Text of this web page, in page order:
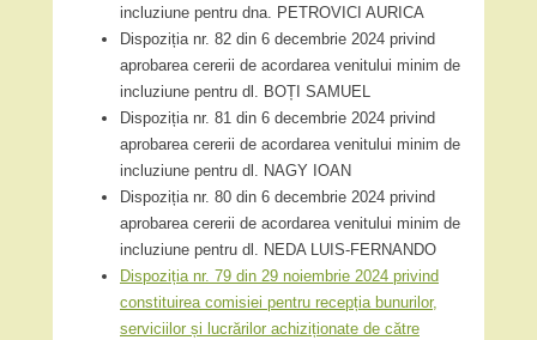
incluziune pentru dna. PETROVICI AURICA
Dispoziția nr. 82 din 6 decembrie 2024 privind
aprobarea cererii de acordarea venitului minim de
incluziune pentru dl. BOȚI SAMUEL
Dispoziția nr. 81 din 6 decembrie 2024 privind
aprobarea cererii de acordarea venitului minim de
incluziune pentru dl. NAGY IOAN
Dispoziția nr. 80 din 6 decembrie 2024 privind
aprobarea cererii de acordarea venitului minim de
incluziune pentru dl. NEDA LUIS-FERNANDO
Dispoziția nr. 79 din 29 noiembrie 2024 privind
constituirea comisiei pentru recepția bunurilor,
serviciilor și lucrărilor achiziționate de către